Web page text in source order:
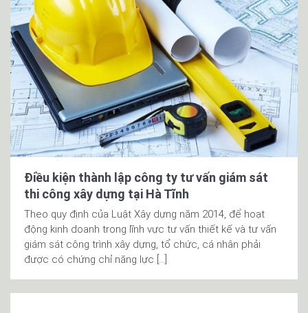
Điều kiện thành lập công ty tư vấn giám sát
thi công xây dựng tại Hà Tĩnh
Theo quy định của Luật Xây dựng năm 2014, để hoạt
động kinh doanh trong lĩnh vực tư vấn thiết kế và tư vấn
giám sát công trình xây dựng, tổ chức, cá nhân phải
được có chứng chỉ năng lực […]